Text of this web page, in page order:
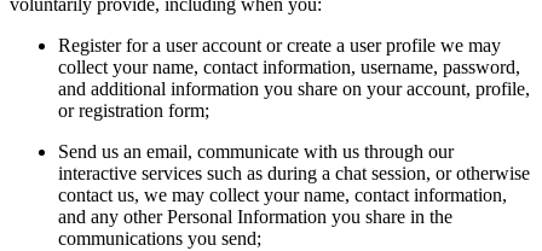
voluntarily provide, including when you:
Register for a user account or create a user profile we may
collect your name, contact information, username, password,
and additional information you share on your account, profile,
or registration form;
Send us an email, communicate with us through our
interactive services such as during a chat session, or otherwise
contact us, we may collect your name, contact information,
and any other Personal Information you share in the
communications you send;